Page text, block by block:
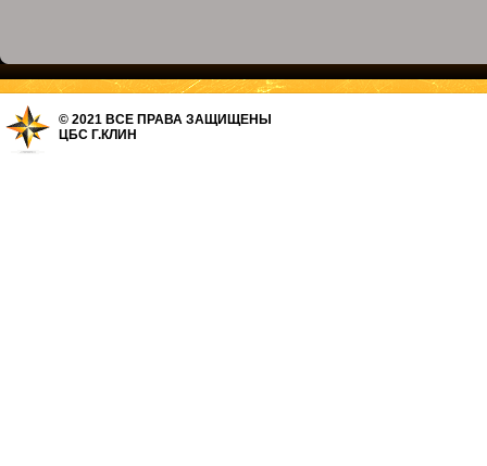
© 2021 ВСЕ ПРАВА ЗАЩИЩЕНЫ
ЦБС Г.КЛИН